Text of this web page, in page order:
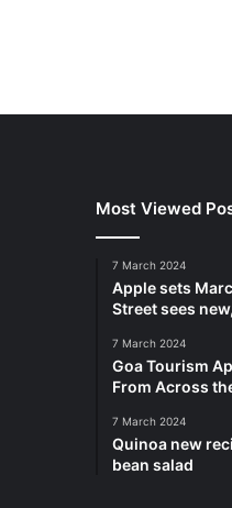
Most Viewed
7 March 2024
Apple sets
Street sees
7 March 2024
Goa Tourism
From Across
7 March 2024
Quinoa new
bean salad